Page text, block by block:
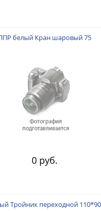
белый Кран шаровый 75
0 руб.
Тройник переходной